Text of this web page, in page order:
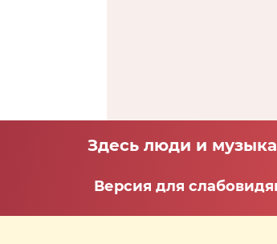
Здесь люди и музыка
Версия для